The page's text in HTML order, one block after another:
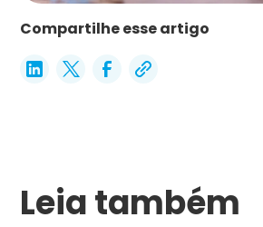
Compartilhe esse artigo
Leia também